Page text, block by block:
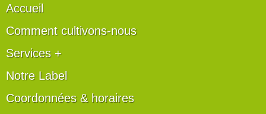
Accueil
Comment cultivons-nous
Services +
Notre Label
Coordonnées & horaires